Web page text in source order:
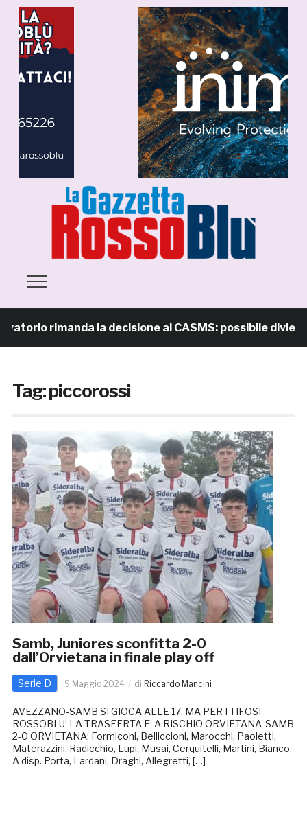
rimanda la decisione al CASMS: possibile divieto
Tag:piccorossi
Samb, Juniores sconfitta 2-0
dall’Orvietana in finale play off
Serie D 9 Maggio 2024 di Riccardo Mancini
AVEZZANO-SAMB SI GIOCA ALLE 17, MA PER I TIFOSI
ROSSOBLU’ LA TRASFERTA E’ A RISCHIO ORVIETANA-SAMB
2-0 ORVIETANA: Formiconi, Belliccioni, Marocchi, Paoletti,
Materazzini, Radicchio, Lupi, Musai, Cerquitelli, Martini, Bianco.
A disp. Porta, Lardani, Draghi, Allegretti, […]